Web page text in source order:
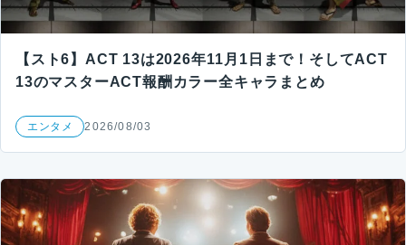
【スト6】ACT 13は2026年11月1日まで！そしてACT
13のマスターACT報酬カラー全キャラまとめ
エンタメ 2026/08/03